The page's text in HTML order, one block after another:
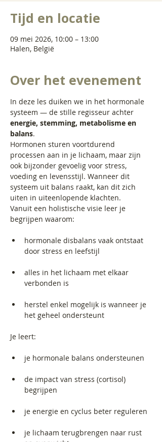
Tijd en locatie
09 mei 2026, 10:00 – 13:00
Halen, België
Over het evenement
In deze les duiken we in het hormonale
systeem — de stille regisseur achter
energie, stemming, metabolisme en
balans.
Hormonen sturen voortdurend
processen aan in je lichaam, maar zijn
ook bijzonder gevoelig voor stress,
voeding en levensstijl. Wanneer dit
systeem uit balans raakt, kan dit zich
uiten in uiteenlopende klachten.
Vanuit een holistische visie leer je
begrijpen waarom:
hormonale disbalans vaak ontstaat
door stress en leefstijl
alles in het lichaam met elkaar
verbonden is
herstel enkel mogelijk is wanneer je
het geheel ondersteunt
Je leert:
je hormonale balans ondersteunen
de impact van stress (cortisol)
begrijpen
je energie en cyclus beter reguleren
je lichaam terugbrengen naar rust